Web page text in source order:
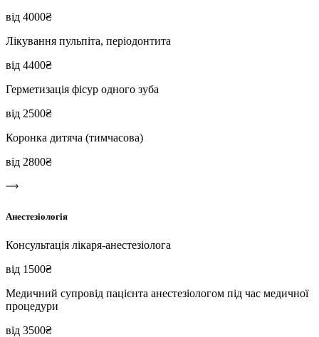
від 4000₴
Лікування пульпіта, періодонтита
від 4400₴
Герметизація фісур одного зуба
від 2500₴
Коронка дитяча (тимчасова)
від 2800₴
Анестезіологія
Консультація лікаря-анестезіолога
від 1500₴
Медичний супровід пацієнта анестезіологом під час медичної
процедури
від 3500₴